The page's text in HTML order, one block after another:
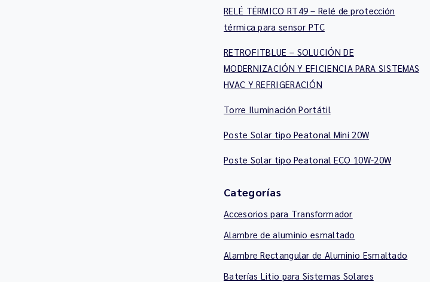
RELÉ TÉRMICO RT49 – Relé de protección
térmica para sensor PTC
RETROFITBLUE – SOLUCIÓN DE
MODERNIZACIÓN Y EFICIENCIA PARA SISTEMAS
HVAC Y REFRIGERACIÓN
Torre Iluminación Portátil
Poste Solar tipo Peatonal Mini 20W
Poste Solar tipo Peatonal ECO 10W-20W
Categorías
Accesorios para Transformador
Alambre de aluminio esmaltado
Alambre Rectangular de Aluminio Esmaltado
Baterías Litio para Sistemas Solares